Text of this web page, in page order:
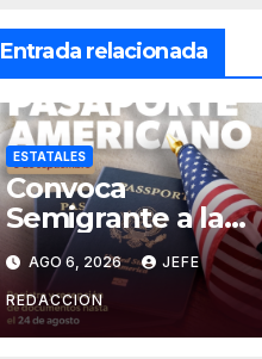
Entrada relacionada
ESTATALES
Convoca
Semigrante a la
Feria del
Pasaporte
Estadounidense
2026
AGO 6, 2026 JEFE
REDACCION